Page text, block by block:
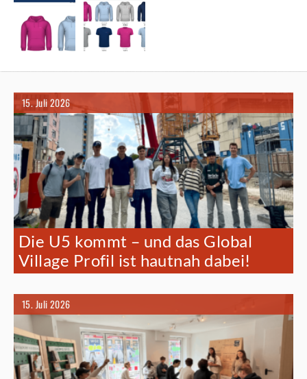
15. Juli 2026
Die U5 kommt – und das Global
Village Profil ist hautnah dabei!
15. Juli 2026